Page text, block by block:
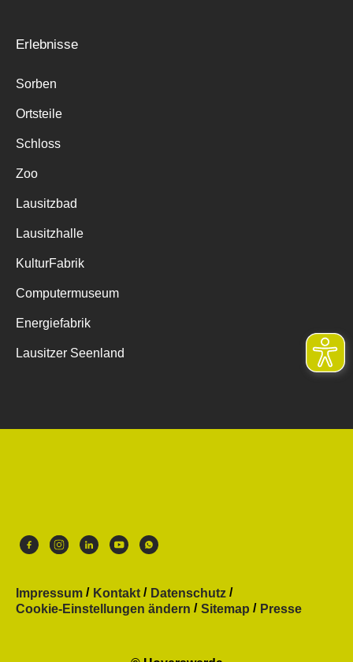
Erlebnisse
Sorben
Ortsteile
Schloss
Zoo
Lausitzbad
Lausitzhalle
KulturFabrik
Computermuseum
Energiefabrik
Lausitzer Seenland
Impressum Kontakt
Datenschutz
Cookie-Einstellungen ändern
Sitemap Presse